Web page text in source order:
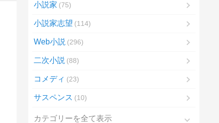
小説家 75
小説家志望 114
Web小説 296
二次小説 88
コメディ 23
サスペンス 10
カテゴリーを全て表示